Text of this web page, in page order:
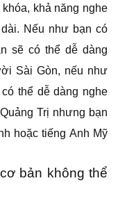
khả năng nghe
Nếu như bạn có
sẽ có thể dễ dàng
Sài Gòn, nếu như
thể dễ dàng nghe
Trị nhưng bạn
hoặc tiếng Anh Mỹ
bản không thể